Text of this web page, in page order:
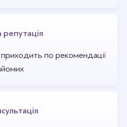
приходить по рекомендації